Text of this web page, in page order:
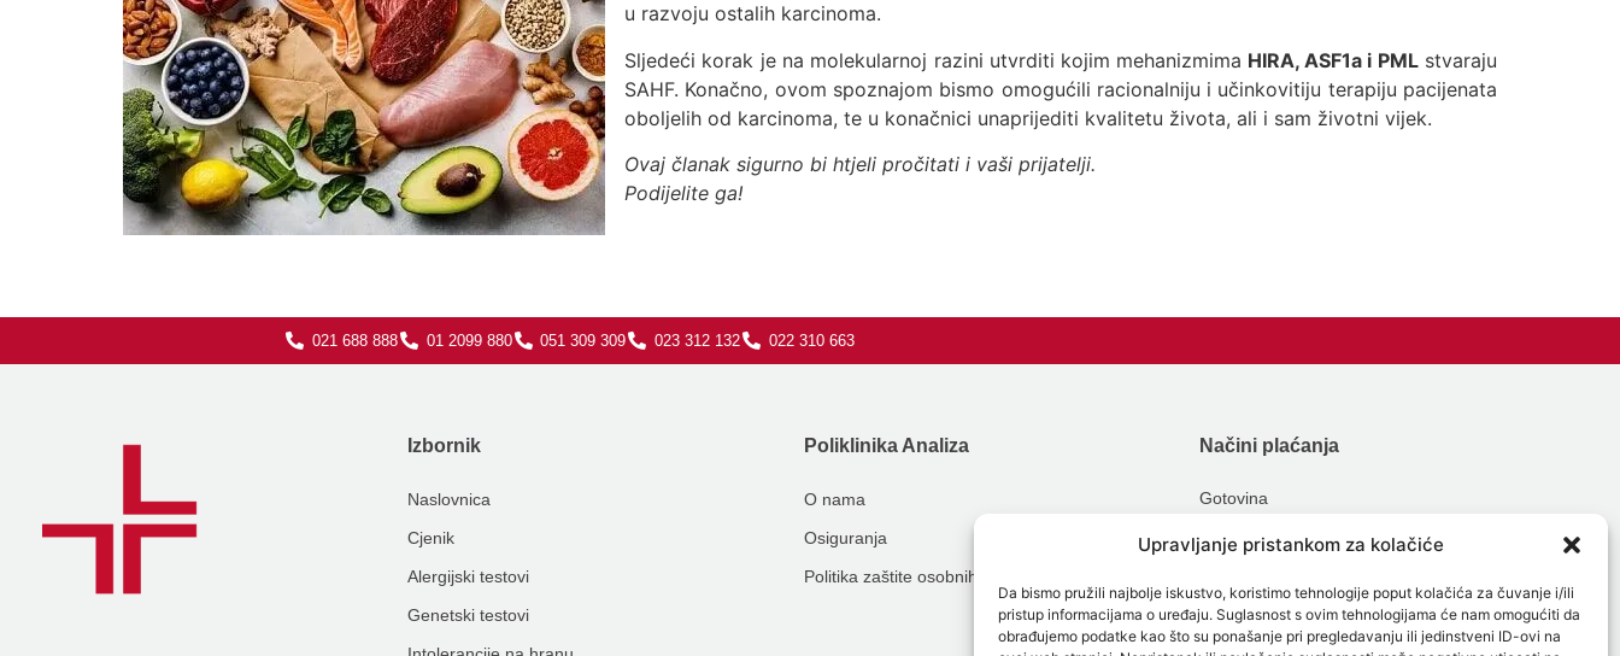
Upravljanje pristankom za kolačiće
Da bismo pružili najbolje iskustvo, koristimo tehnologije poput kolačića za čuvanje i/ili
pristup informacijama o uređaju. Suglasnost s ovim tehnologijama će nam omogućiti da
obrađujemo podatke kao što su ponašanje pri pregledavanju ili jedinstveni ID-ovi na
u razvoju ostalih karcinoma.
Sljedeći korak je na molekularnoj razini utvrditi kojim mehanizmima HIRA, ASF1a i PMLstvaraju
SAHF. Konačno, ovom spoznajom bismo omogućili racionalniju i učinkovitiju terapiju pacijenata
oboljelih od karcinoma, te u konačnici unaprijediti kvalitetu života, ali i sam životni vijek.
Ovaj članak sigurno bi htjeli pročitati i vaši prijatelji.
Podijelite ga!
021 688 888 01 2099 880 051 309 309 023 312 132 022 310 663
Izbornik
Naslovnica
Cjenik
Alergijski testovi
Genetski testovi
Poliklinika Analiza
O nama
Osiguranja
Politika zaštite osobnih podataka
Načini plaćanja
Gotovina
Kartična plaćanja